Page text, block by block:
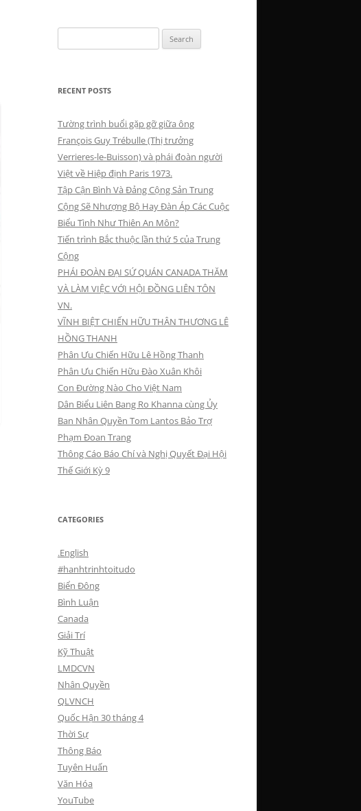
for:
RECENT POSTS
Tường trình buổi gặp gỡ giữa ông
François Guy Trébulle (Thị trưởng
Verrieres-le-Buisson) và phái đoàn người
Việt về Hiệp định Paris 1973.
Tập Cận Bình Và Đảng Cộng Sản Trung
Cộng Sẽ Nhượng Bộ Hay Đàn Áp Các Cuộc
Biểu Tình Như Thiên An Môn?
Tiến trình Bắc thuộc lần thứ 5 của Trung
Cộng
PHÁI ĐOÀN ĐẠI SỨ QUÁN CANADA THĂM
VÀ LÀM VIỆC VỚI HỘI ĐỒNG LIÊN TÔN
VN.
VĨNH BIỆT CHIẾN HỮU THÂN THƯƠNG LÊ
HỒNG THANH
Phân Ưu Chiến Hữu Lê Hồng Thanh
Phân Ưu Chiến Hữu Đào Xuân Khôi
Con Đường Nào Cho Việt Nam
Dân Biểu Liên Bang Ro Khanna cùng Ủy
Ban Nhân Quyền Tom Lantos Bảo Trợ
Phạm Đoan Trang
Thông Cáo Báo Chí và Nghị Quyết Đại Hội
Thế Giới Kỳ 9
CATEGORIES
.English
#hanhtrinhtoitudo
Biển Đông
Bình Luận
Canada
Giải Trí
Kỹ Thuật
LMDCVN
Nhân Quyền
QLVNCH
Quốc Hận 30 tháng 4
Thời Sự
Thông Báo
Tuyên Huấn
Văn Hóa
YouTube